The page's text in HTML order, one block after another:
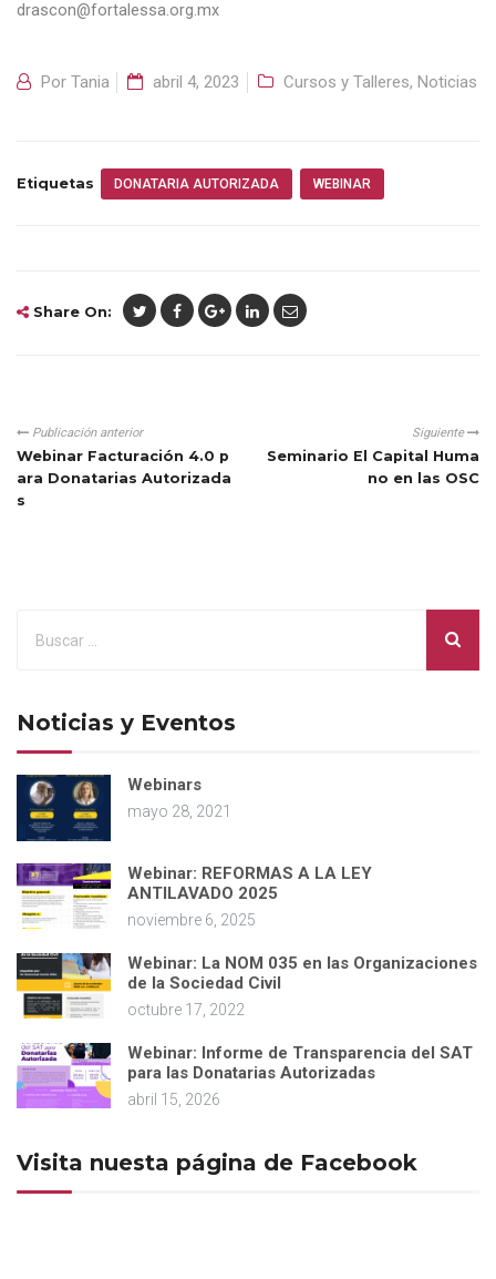
drascon@fortalessa.org.mx
Por Tania abril 4, 2023 Cursos y Talleres, Noticias
Etiquetas DONATARIA AUTORIZADA WEBINAR
Share On:
Publicación anterior
Webinar Facturación 4.0 p
ara Donatarias Autorizada
s
Siguiente
Seminario El Capital Huma
no en las OSC
Noticias y Eventos
Webinars
mayo 28, 2021
Webinar: REFORMAS A LA LEY
ANTILAVADO 2025
noviembre 6, 2025
Webinar: La NOM 035 en las Organizaciones
de la Sociedad Civil
octubre 17, 2022
Webinar: Informe de Transparencia del SAT
para las Donatarias Autorizadas
abril 15, 2026
Visita nuesta página de Facebook